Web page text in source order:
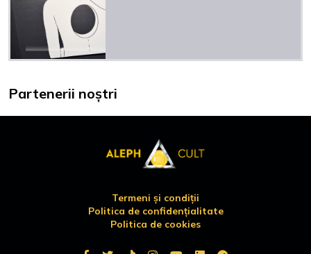
Partenerii noștri
Termeni și condiții
Politica de confidențialitate
Politica de cookies